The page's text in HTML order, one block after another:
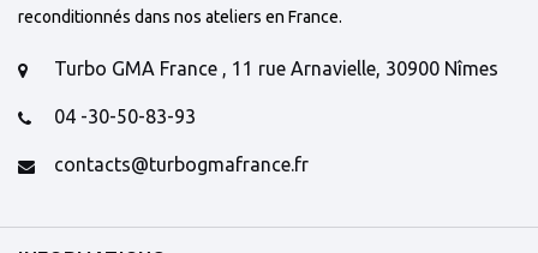
reconditionnés dans nos ateliers en France.
Turbo GMA France , 11 rue Arnavielle, 30900 Nîmes
04 -30-50-83-93
contacts@turbogmafrance.fr